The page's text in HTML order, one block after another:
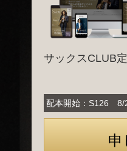
サックスCLUB
配本開始：S126 8/